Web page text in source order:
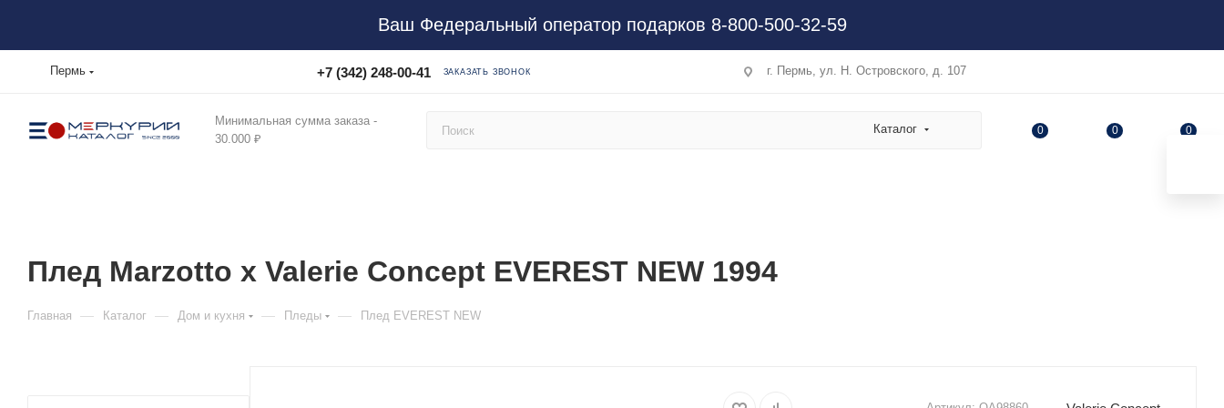
Ваш Федеральный оператор подарков 8-800-500-32-59
Пермь +7 (342) 248-00-41 ЗАКАЗАТЬ ЗВОНОК г. Пермь, ул. Н. Островского, д. 107
Минимальная сумма заказа -
30.000 ₽
Каталог 0 0 0
Плед Marzotto x Valerie Concept EVEREST NEW 1994
Главная — Каталог — Дом и кухня — Пледы — Плед EVEREST NEW